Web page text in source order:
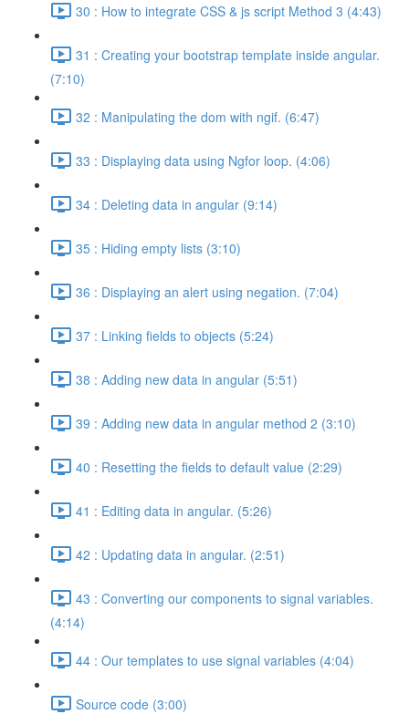
30 : How to integrate CSS & js script Method 3 (4:43)
31 : Creating your bootstrap template inside angular.
(7:10)
32 : Manipulating the dom with ngif. (6:47)
33 : Displaying data using Ngfor loop. (4:06)
34 : Deleting data in angular (9:14)
35 : Hiding empty lists (3:10)
36 : Displaying an alert using negation. (7:04)
37 : Linking fields to objects (5:24)
38 : Adding new data in angular (5:51)
39 : Adding new data in angular method 2 (3:10)
40 : Resetting the fields to default value (2:29)
41 : Editing data in angular. (5:26)
42 : Updating data in angular. (2:51)
43 : Converting our components to signal variables.
(4:14)
44 : Our templates to use signal variables (4:04)
Source code (3:00)